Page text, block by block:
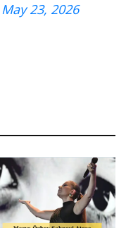
May 23, 2026